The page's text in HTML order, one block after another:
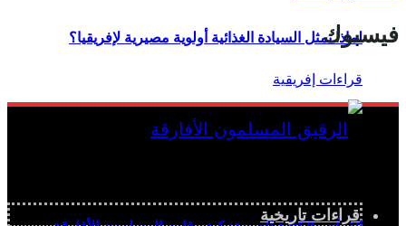
لماذا تمثل السيادة الغذائية أولوية مصيرية لإفريقيا؟فيسبوك
قراءات تاريخية